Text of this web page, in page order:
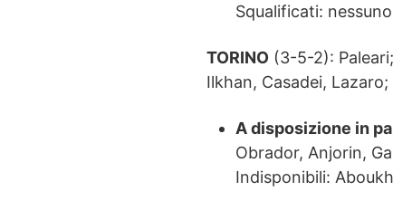
Squalificati:
TORINO (3-5-2):
Ilkhan, Casadei,
A disposizione in
Obrador, Anjorin,
Indisponibili: